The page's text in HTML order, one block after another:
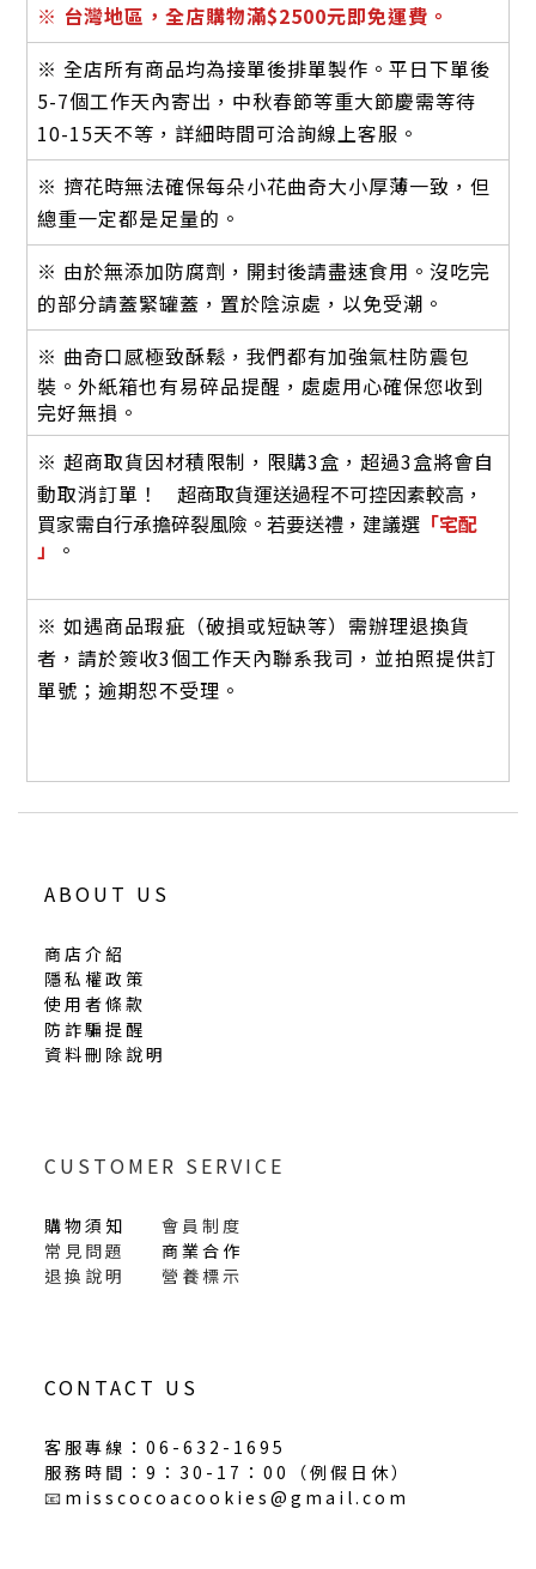
※ 台灣地區，全店購物滿$2500元即免運費。
※ 全店所有商品均為接單後排單製作。平日下單後
5-7個工作天內寄出，中秋春節等重大節慶需等待
10-15天不等，詳細時間可洽詢線上客服。
※ 擠花時無法確保每朵小花曲奇大小厚薄一致，但
總重一定都是足量的。
※ 由於無添加防腐劑，開封後請盡速食用。沒吃完
的部分請蓋緊罐蓋，置於陰涼處，以免受潮。
※ 曲奇口感極致酥鬆， 我們都有加強氣柱防震包
裝。外紙箱也有易碎品提醒，處處用心確保您收到
完好無損。
※ 超商取貨因材積限制，限購3盒，超過3盒將會自
動取消訂單！ 超商取貨運送過程不可控因素較高，
買家需自行承擔碎裂風險。若要送禮，建議選 「宅配
」
。
※ 如遇商品瑕疵（破損或短缺等）需辦理退換貨
者，請於簽收3個工作天內聯系我司，並拍照提供訂
單號；逾期恕不受理。
ABOUT US
商店介紹
隱私權政策
使用者條款
防詐騙提醒
資料刪除說明
CUSTOMER SERVICE
購物須知
會員制度
常見問題
商業合作
退換說明
營養標示
CONTACT US
客服專線：06-632-1695
服務時間：9：30-17：00（例假日休）
📧 misscocoacookies@gmail.com